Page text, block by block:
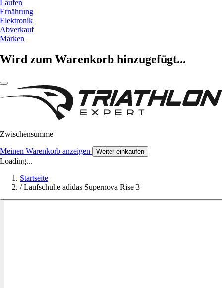
Laufen
Ernährung
Elektronik
Abverkauf
Marken
Wird zum Warenkorb hinzugefügt...
Zwischensumme
Meinen Warenkorb anzeigen Weiter einkaufen
Loading...
Startseite
/ Laufschuhe adidas Supernova Rise 3